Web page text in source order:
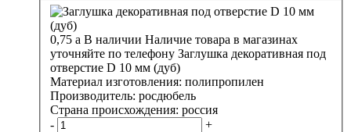
0,75 a В наличии Наличие товара в магазинах
уточняйте по телефону Заглушка декоративная под
отверстие D 10 мм (дуб)
Материал изготовления: полипропилен
Производитель: росдюбель
Страна происхождения: россия
-
+